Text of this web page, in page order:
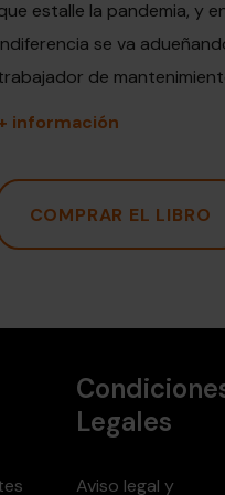
estalle la pandemia, y
se va
de
información
COMPRAR EL LIBRO
Legales
Aviso legal y